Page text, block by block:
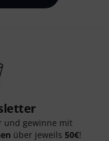
und gewinne mit
über jeweils 50€!